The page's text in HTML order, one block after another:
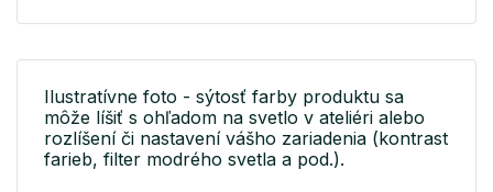
Ilustratívne foto - sýtosť farby produktu sa
môže líšiť s ohľadom na svetlo v ateliéri alebo
rozlíšení či nastavení vášho zariadenia (kontrast
farieb, filter modrého svetla a pod.).